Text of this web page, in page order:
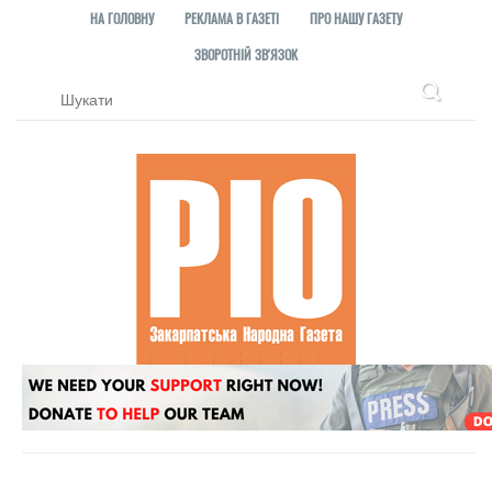
НА ГОЛОВНУ РЕКЛАМА В ГАЗЕТІ
ПРО НАШУ ГАЗЕТУ
ЗВОРОТНІЙ ЗВ'ЯЗОК